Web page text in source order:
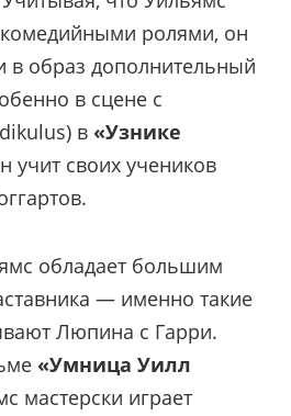
ролями, он
в образ дополнительный
в сцене с
в «Узнике
учит своих учеников
обладает большим
— именно такие
Люпина с Гарри.
«Умница Уилл
мастерски играет